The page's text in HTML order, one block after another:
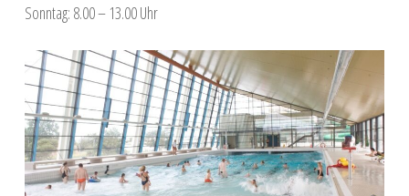
Sonntag: 8.00 – 13.00 Uhr